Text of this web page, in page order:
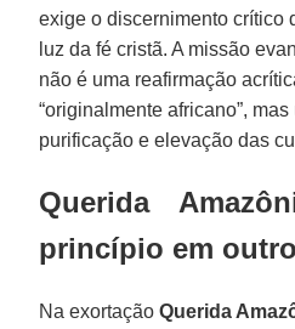
exige o discernimento crítico
luz da fé cristã. A missão
não é uma reafirmação
“originalmente africano”,
purificação e elevação das
Querida
princípio em
Na exortaçãoQuerida